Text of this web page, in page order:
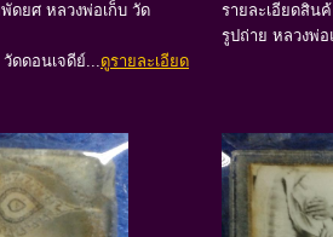
ดยศ หลวงพ่อเก็บ วัด
ดดอนเจดีย์...ดูรายละเอียด
รายละเอียดสิน
รูปถ่าย หลวงพ่